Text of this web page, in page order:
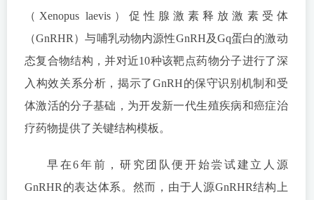
（Xenopus laevis）促性腺激素释放激素受体
（GnRHR）与哺乳动物内源性GnRH及Gq蛋白的激动
态复合物结构，并对近10种该靶点药物分子进行了深
入构效关系分析，揭示了GnRH的保守识别机制和受
体激活的分子基础，为开发新一代生殖疾病和癌症治
疗药物提供了关键结构模板。
早在6年前，研究团队便开始尝试建立人源
GnRHR的表达体系。然而，由于人源GnRHR结构上